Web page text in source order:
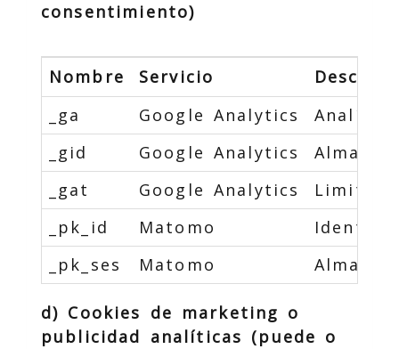
consentimiento)
Nombre Servicio
_ga
Google Analytics
_gid
Google Analytics
_gat
Google Analytics
Limita
_pk_id
Matomo
_pk_ses
Matomo
d) Cookies de marketing o
publicidad analíticas (puede o